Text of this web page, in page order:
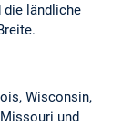
die ländliche
Wisconsin,
und